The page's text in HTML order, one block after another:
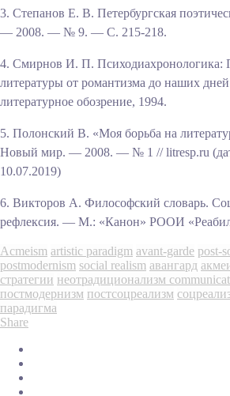
3. Степанов Е. В. Петербургская
— 2008. — № 9. — С. 215-218.
4. Смирнов И. П. Психодиахронологика:
литературы от романтизма до наших
литературное обозрение, 1994.
5. Полонский В. «Моя борьба на
Новый мир. — 2008. — № 1 // litresp.ru
10.07.2019)
6. Викторов А. Философский словарь.
рефлексия. — М.: «Канон» РООИ
Acmeism artistic paradigm avant-garde post-
postmodernism social realism авангард
стратегии неотрадиционализм
постмодернизм постсоцреализм
парадигма
Share